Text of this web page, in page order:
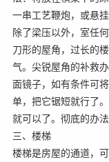
一串工艺鞭炮，或悬
除了梁压以外，室任
刀形的屋角，过长的
气。尖锐屋角的补救
面镜子，如有条件可
单，把它锯短就行了
就可以了。彻底的办
三、楼梯
楼梯是房屋的通道，